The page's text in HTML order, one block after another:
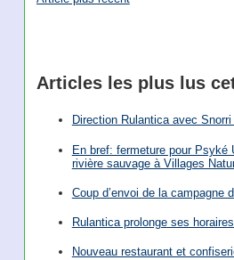
Articles les plus lus
Direction Rulantica avec
En bref: fermeture pour Psyké
rivière sauvage à Villages
Coup d’envoi de la campagne
Rulantica prolonge ses
Nouveau restaurant et